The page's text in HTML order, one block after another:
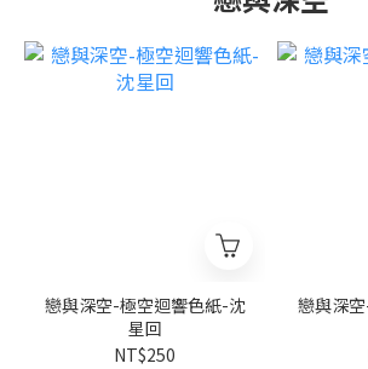
戀與深空-極空迴響色紙-沈
星回
NT$250
戀與深